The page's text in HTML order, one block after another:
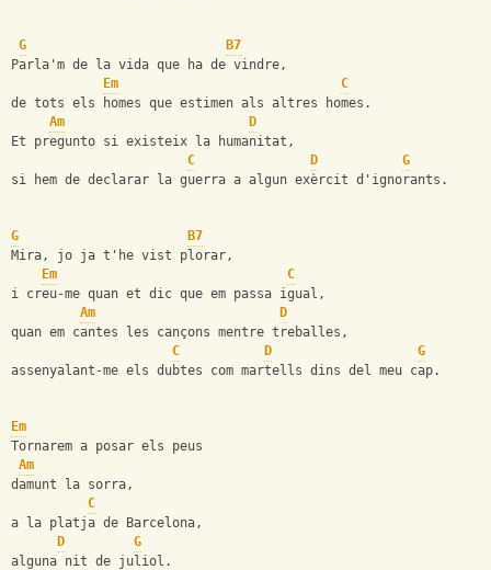
G
B7
Parla'm de la vida que ha de vindre,
Em
C
de tots els homes que estimen als altres homes.
Am
D
Et pregunto si existeix la humanitat,
C
D
G
si hem de declarar la guerra a algun exèrcit d'ignorants.
G
B7
Mira, jo ja t'he vist plorar,
Em
C
i creu-me quan et dic que em passa igual,
Am
D
quan em cantes les cançons mentre treballes,
C
D
G
assenyalant-me els dubtes com martells dins del meu cap.
Em
Tornarem a posar els peus
Am
damunt la sorra,
C
a la platja de Barcelona,
D
G
alguna nit de juliol.